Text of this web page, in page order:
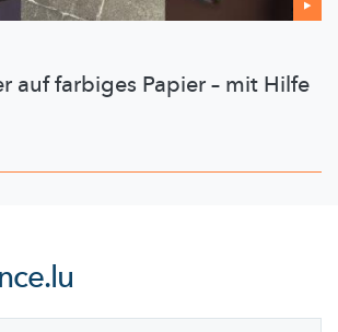
auf farbiges Papier – mit Hilfe